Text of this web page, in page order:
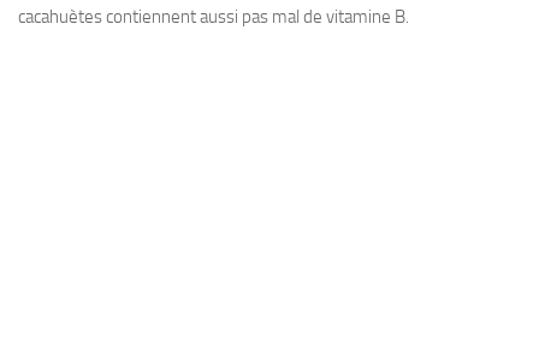
cacahuètes contiennent aussi pas mal de vitamine B.